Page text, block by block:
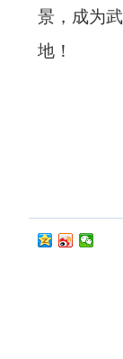
景，成为
地！